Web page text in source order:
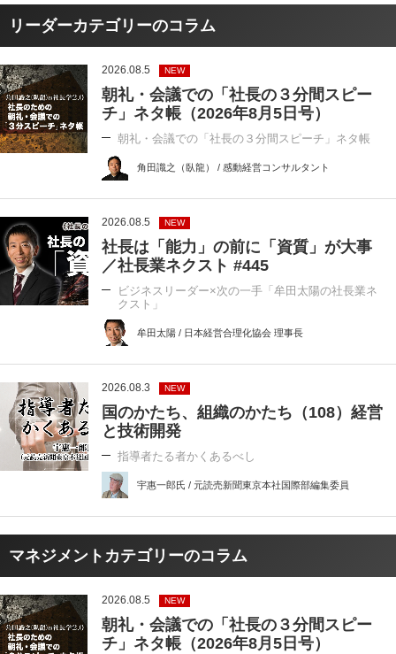
リーダーカテゴリーのコラム
2026.08.5 NEW
朝礼・会議での「社長の３分間スピー
チ」ネタ帳（2026年8月5日号）
朝礼・会議での「社長の３分間スピーチ」ネタ帳
角田識之（臥龍） / 感動経営コンサルタント
2026.08.5 NEW
社長は「能力」の前に「資質」が大事
／社長業ネクスト #445
ビジネスリーダー×次の一手「牟田太陽の社長業ネ
クスト」
牟田太陽 / 日本経営合理化協会 理事長
2026.08.3 NEW
国のかたち、組織のかたち（108）経営
と技術開発
指導者たる者かくあるべし
宇惠一郎氏 / 元読売新聞東京本社国際部編集委員
マネジメントカテゴリーのコラム
2026.08.5 NEW
朝礼・会議での「社長の３分間スピー
チ」ネタ帳（2026年8月5日号）